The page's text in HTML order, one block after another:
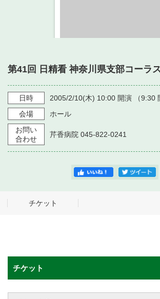
・ よくある質問
・ 施設を借りる
・ 空き状況
・ 抽選対象日
・ 利用料金
音楽堂について
・ 音楽堂のご案内
・ フロアマップ
・ 芸術参与
神奈川県立音楽堂
SNS
第41回 日精看 神奈川県支部コーラ
日時 2005/2/10(木) 10:00 開演 （9:30
会場
ホール
お問い
合わせ
芹香病院 045-822-0241
チケット
チケット